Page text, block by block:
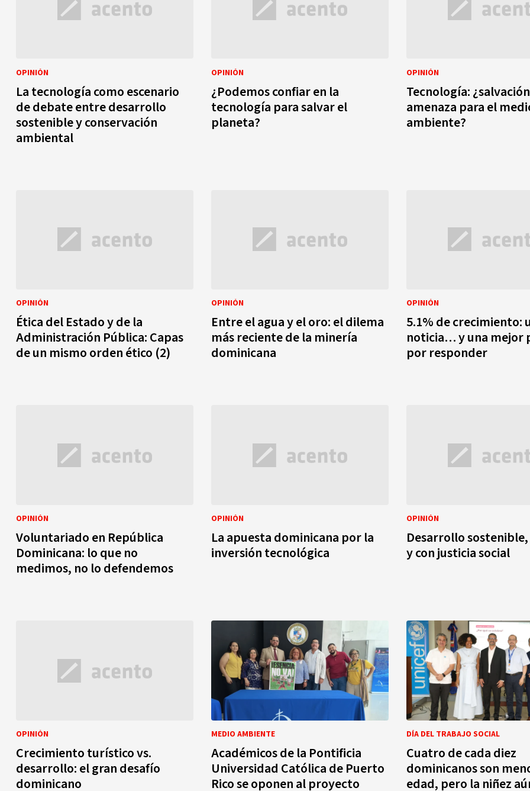
OPINIÓN
La tecnología como escenario
de debate entre desarrollo
sostenible y conservación
ambiental
OPINIÓN
¿Podemos confiar en la
tecnología para salvar el
planeta?
OPINIÓN
Tecnología:
amenaza para el
ambiente?
OPINIÓN
Ética del Estado y de la
Administración Pública: Capas
de un mismo orden ético (2)
OPINIÓN
Entre el agua y el oro: el dilema
más reciente de la minería
dominicana
OPINIÓN
5.1% de crecimiento:
noticia… y una mejor
por responder
OPINIÓN
Voluntariado en República
Dominicana: lo que no
medimos, no lo defendemos
OPINIÓN
La apuesta dominicana por la
inversión tecnológica
OPINIÓN
Desarrollo
y con justicia social
OPINIÓN
Crecimiento turístico vs.
desarrollo: el gran desafío
dominicano
MEDIO AMBIENTE
Académicos de la Pontificia
Universidad Católica de Puerto
Rico se oponen al proyecto
DÍA DEL TRABAJO SOCIAL
Cuatro de cada diez
dominicanos son
edad, pero la niñez